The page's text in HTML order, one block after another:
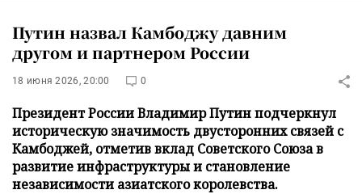
Путин назвал Камбоджу давним
другом и партнером России
18 июня 2026, 20:00 0
Президент России Владимир Путин подчеркнул
историческую значимость двусторонних связей с
Камбоджей, отметив вклад Советского Союза в
развитие инфраструктуры и становление
независимости азиатского королевства.